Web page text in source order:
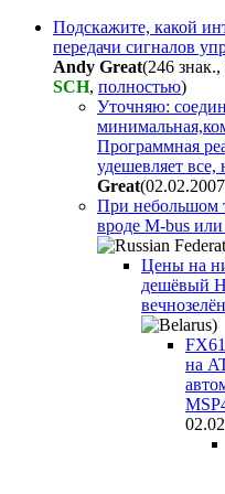
Подскажите, какой
передачи сигналов
Andy Great(246
SCH, полностью)
Уточняю:
Программная
удешевляет все,
Great
При небольшом
вроде M-bus
Цены на
дешёвый
)
на